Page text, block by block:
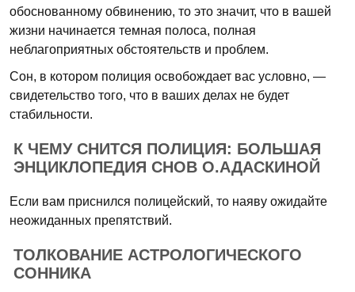
обоснованному обвинению, то это значит, что в вашей
жизни начинается темная полоса, полная
неблагоприятных обстоятельств и проблем.
Сон, в котором полиция освобождает вас условно, —
свидетельство того, что в ваших делах не будет
стабильности.
К ЧЕМУ СНИТСЯ ПОЛИЦИЯ: БОЛЬШАЯ
ЭНЦИКЛОПЕДИЯ СНОВ О.АДАСКИНОЙ
Если вам приснился полицейский, то наяву ожидайте
неожиданных препятствий.
ТОЛКОВАНИЕ АСТРОЛОГИЧЕСКОГО
СОННИКА